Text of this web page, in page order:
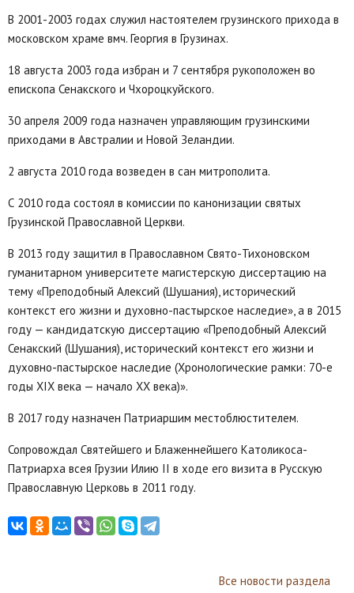
В 2001-2003 годах служил настоятелем грузинского прихода в
московском храме вмч. Георгия в Грузинах.
18 августа 2003 года избран и 7 сентября рукоположен во
епископа Сенакского и Чхороцкуйского.
30 апреля 2009 года назначен управляющим грузинскими
приходами в Австралии и Новой Зеландии.
2 августа 2010 года возведен в сан митрополита.
С 2010 года состоял в комиссии по канонизации святых
Грузинской Православной Церкви.
В 2013 году защитил в Православном Свято-Тихоновском
гуманитарном университете магистерскую диссертацию на
тему «Преподобный Алексий (Шушания), исторический
контекст его жизни и духовно-пастырское наследие», а в 2015
году — кандидатскую диссертацию «Преподобный Алексий
Сенакский (Шушания), исторический контекст его жизни и
духовно-пастырское наследие (Хронологические рамки: 70-е
годы XIX века — начало XX века)».
В 2017 году назначен Патриаршим местоблюстителем.
Сопровождал Святейшего и Блаженнейшего Католикоса-
Патриарха всея Грузии Илию II в ходе его визита в Русскую
Православную Церковь в 2011 году.
Все новости раздела